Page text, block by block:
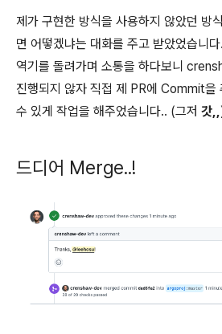
제가 구현한 방식을 사용하지 않았던 방
면 어떻겠냐는 대화를 주고 받았었습니
역기를 돌려가며 소통을 하다보니
진행되지 않자 직접 제 PR에 Commit을
수 있게 작업을 해주었습니다.. (그저 갓,,
드디어 Merge..!